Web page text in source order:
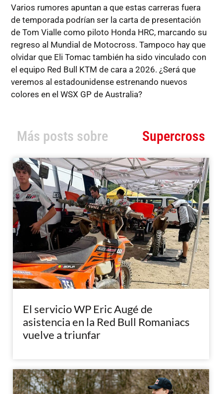
Varios rumores apuntan a que estas carreras fuera
de temporada podrían ser la carta de presentación
de Tom Vialle como piloto Honda HRC, marcando su
regreso al Mundial de Motocross. Tampoco hay que
olvidar que Eli Tomac también ha sido vinculado con
el equipo Red Bull KTM de cara a 2026. ¿Será que
veremos al estadounidense estrenando nuevos
colores en el WSX GP de Australia?
Más posts sobre Supercross
El servicio WP Eric Augé de
asistencia en la Red Bull Romaniacs
vuelve a triunfar